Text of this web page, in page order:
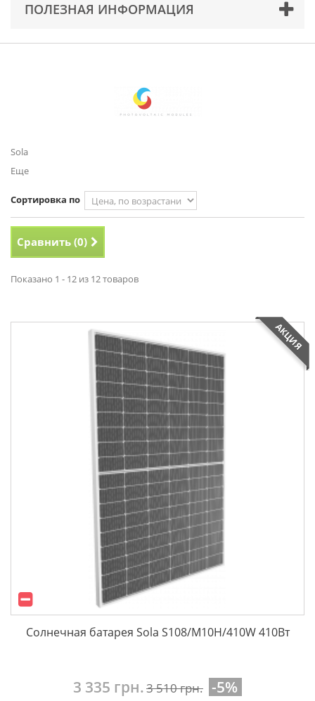
ПОЛЕЗНАЯ ИНФОРМАЦИЯ
Sola
Еще
Сортировка по
Сравнить (0)
Показано 1 - 12 из 12 товаров
АКЦИЯ
Солнечная батарея Sola S108/M10H/410W 410Вт
3 335 грн.3 510 грн. -5%